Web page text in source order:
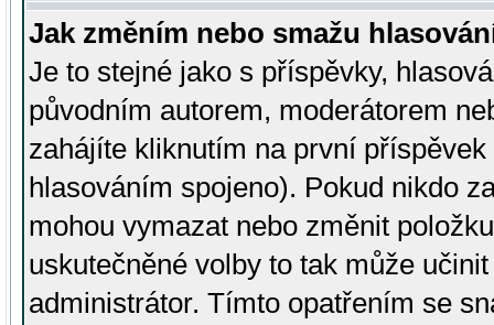
Jak změním nebo smažu
Je to stejné jako s příspěvky,
původním autorem, moderátorem
zahájíte kliknutím na první
hlasováním spojeno). Pokud nikdo
mohou vymazat nebo změnit
uskutečněné volby to tak může
administrátor. Tímto opatřením se